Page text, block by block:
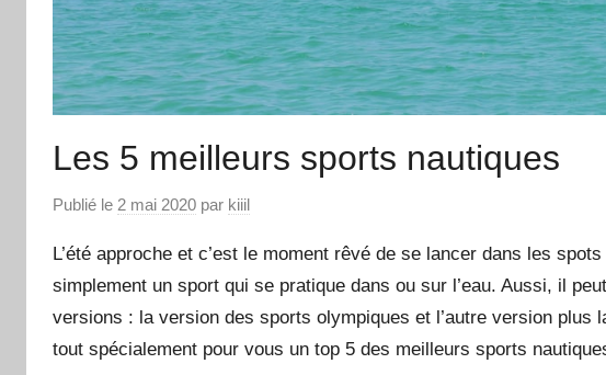
Les 5 meilleurs sports nautiques
Publié le 2 mai 2020 par kiiil
L’été approche et c’est le moment rêvé de se lancer dans les
simplement un sport qui se pratique dans ou sur l’eau. Aussi, il
versions : la version des sports olympiques et l’autre version plus
tout spécialement pour vous un top 5 des meilleurs sports